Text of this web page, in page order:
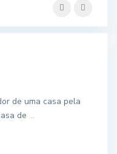
de uma casa pela
de ...